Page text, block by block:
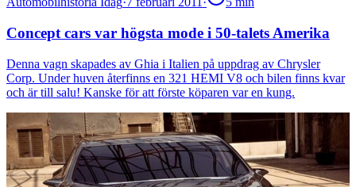
Concept cars var högsta mode i 50-talets Amerika
Denna vagn skapades av Ghia i Italien på uppdrag av Chrysler
Corp. Under huven återfinns en 321 HEMI V8 och bilen finns kvar
och är till salu! Kanske för att förste köparen var en kung.